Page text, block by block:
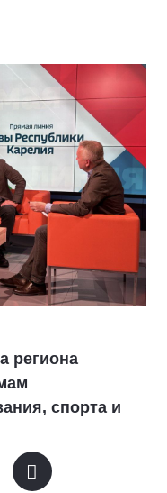
региона
спорта и